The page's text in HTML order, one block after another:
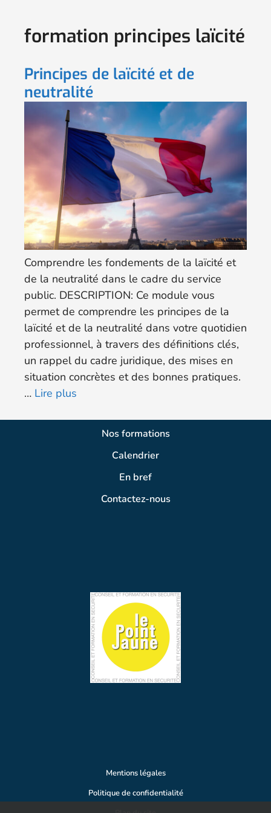
formation principes laïcité
Principes de laïcité et de
neutralité
Comprendre les fondements de la laïcité et
de la neutralité dans le cadre du service
public. DESCRIPTION: Ce module vous
permet de comprendre les principes de la
laïcité et de la neutralité dans votre quotidien
professionnel, à travers des définitions clés,
un rappel du cadre juridique, des mises en
situation concrètes et des bonnes pratiques.
… Lire plus
Nos formations
Calendrier
En bref
Contactez-nous
Mentions légales
Politique de confidentialité